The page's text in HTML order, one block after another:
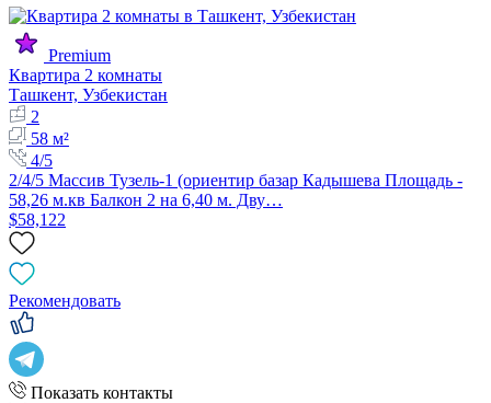
Premium
Квартира 2 комнаты
Ташкент, Узбекистан
2
58 м²
4/5
2/4/5 Массив Тузель-1 (ориентир базар Кадышева Площадь -
58,26 м.кв Балкон 2 на 6,40 м. Дву…
$58,122
Рекомендовать
Показать контакты